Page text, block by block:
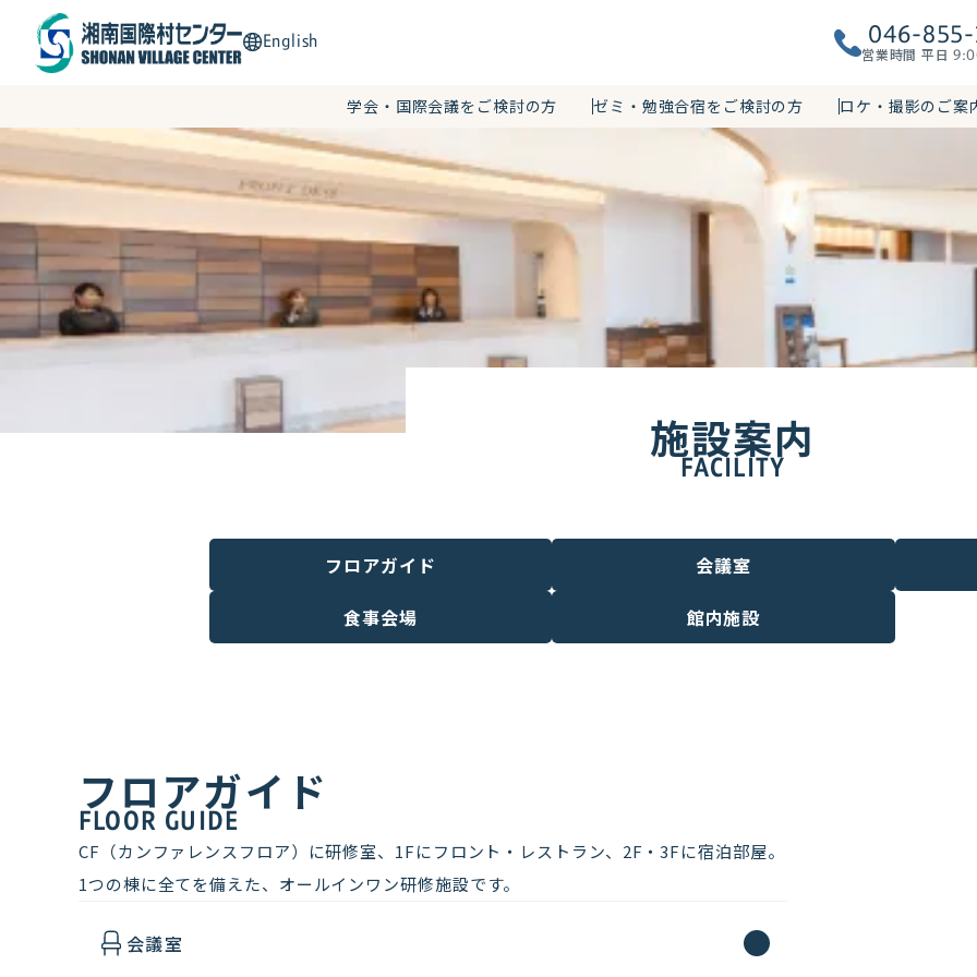
English 046-
営業時間 平日
学会・国際会議をご検討の方 ゼミ・勉強合宿をご検討の方 ロケ・撮影のご案
施設案内
FACILITY
フロアガイド
会議室
食事会場
館内施設
フロアガイド
FLOOR GUIDE
CF（カンファレンスフロア）に研修室、1Fにフロント・レストラン、2F・3Fに宿泊部屋。
1つの棟に全てを備えた、オールインワン研修施設です。
会議室